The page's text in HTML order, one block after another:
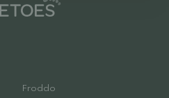
Froddo